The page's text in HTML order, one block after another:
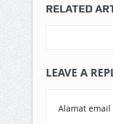
RELATED
LEAVE A
Alamat